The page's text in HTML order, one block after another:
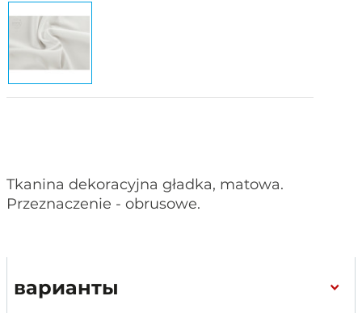
Tkanina dekoracyjna gładka, matowa.
Przeznaczenie - obrusowe.
варианты